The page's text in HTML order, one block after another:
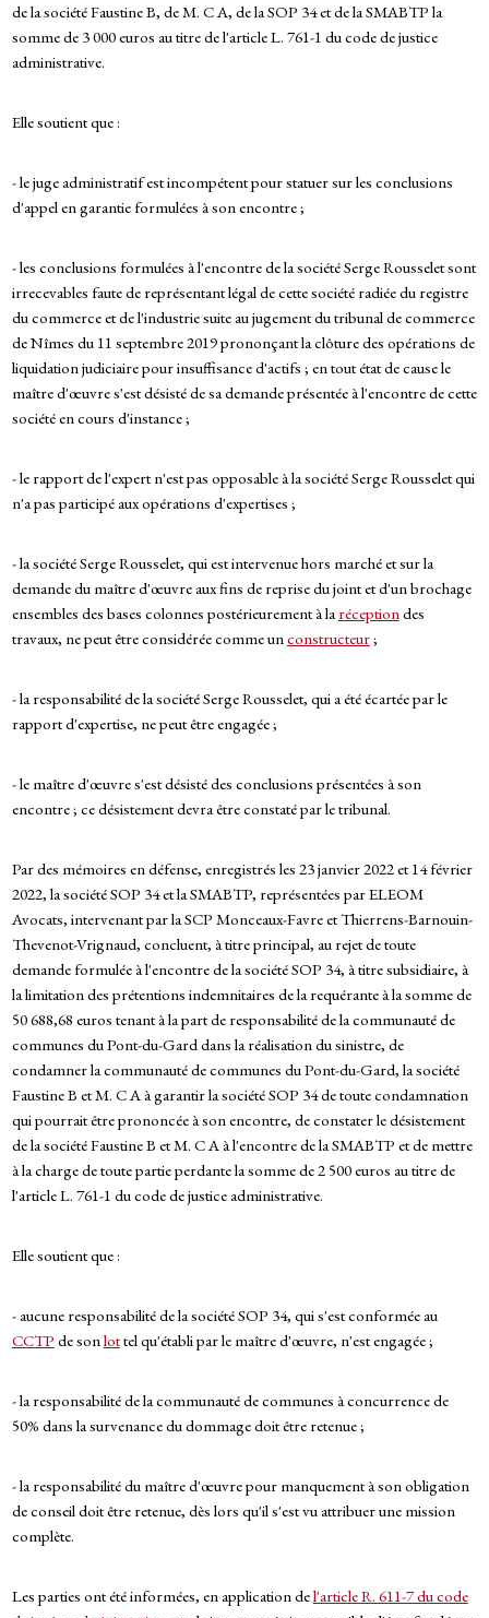
de la société Faustine B, de M. C A, de la SOP 34 et de la SMABTP la
somme de 3 000 euros au titre de l'article L. 761-1 du code de justice
administrative.
Elle soutient que :
- le juge administratif est incompétent pour statuer sur les conclusions
d'appel en garantie formulées à son encontre ;
- les conclusions formulées à l'encontre de la société Serge Rousselet sont
irrecevables faute de représentant légal de cette société radiée du registre
du commerce et de l'industrie suite au jugement du tribunal de commerce
de Nîmes du 11 septembre 2019 prononçant la clôture des opérations de
liquidation judiciaire pour insuffisance d'actifs ; en tout état de cause le
maître d'œuvre s'est désisté de sa demande présentée à l'encontre de cette
société en cours d'instance ;
- le rapport de l'expert n'est pas opposable à la société Serge Rousselet qui
n'a pas participé aux opérations d'expertises ;
- la société Serge Rousselet, qui est intervenue hors marché et sur la
demande du maître d'œuvre aux fins de reprise du joint et d'un brochage
ensembles des bases colonnes postérieurement à laréceptiondes
travaux, ne peut être considérée comme unconstructeur;
- la responsabilité de la société Serge Rousselet, qui a été écartée par le
rapport d'expertise, ne peut être engagée ;
- le maître d'œuvre s'est désisté des conclusions présentées à son
encontre ; ce désistement devra être constaté par le tribunal.
Par des mémoires en défense, enregistrés les 23 janvier 2022 et 14 février
2022, la société SOP 34 et la SMABTP, représentées par ELEOM
Avocats, intervenant par la SCP Monceaux-Favre et Thierrens-Barnouin-
Thevenot-Vrignaud, concluent, à titre principal, au rejet de toute
demande formulée à l'encontre de la société SOP 34, à titre subsidiaire, à
la limitation des prétentions indemnitaires de la requérante à la somme de
50 688,68 euros tenant à la part de responsabilité de la communauté de
communes du Pont-du-Gard dans la réalisation du sinistre, de
condamner la communauté de communes du Pont-du-Gard, la société
Faustine B et M. C A à garantir la société SOP 34 de toute condamnation
qui pourrait être prononcée à son encontre, de constater le désistement
de la société Faustine B et M. C A à l'encontre de la SMABTP et de mettre
à la charge de toute partie perdante la somme de 2 500 euros au titre de
l'article L. 761-1 du code de justice administrative.
Elle soutient que :
- aucune responsabilité de la société SOP 34, qui s'est conformée au
CCTP de sonlottel qu'établi par le maître d'œuvre, n'est engagée ;
- la responsabilité de la communauté de communes à concurrence de
50% dans la survenance du dommage doit être retenue ;
- la responsabilité du maître d'œuvre pour manquement à son obligation
de conseil doit être retenue, dès lors qu'il s'est vu attribuer une mission
complète.
Les parties ont été informées, en application del'article R. 611-7 du code